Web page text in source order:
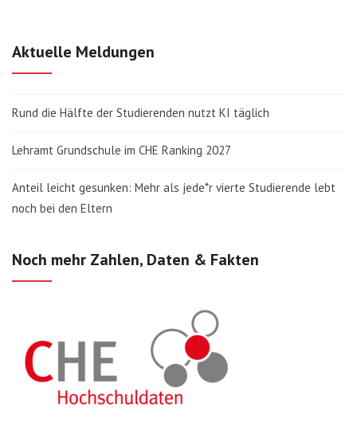
Aktuelle Meldungen
Rund die Hälfte der Studierenden nutzt KI täglich
Lehramt Grundschule im CHE Ranking 2027
Anteil leicht gesunken: Mehr als jede*r vierte Studierende lebt
noch bei den Eltern
Noch mehr Zahlen, Daten & Fakten